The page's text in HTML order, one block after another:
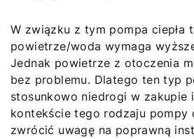
W związku z tym pompa ciepła
powietrze/woda wymaga
Jednak powietrze z otoczenia
bez problemu. Dlatego ten typ
stosunkowo niedrogi w zakupie
kontekście tego rodzaju pompy
zwrócić uwagę na poprawną